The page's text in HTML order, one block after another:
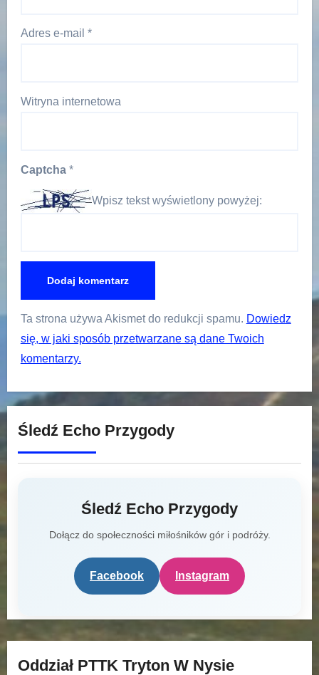
Adres e-mail *
Witryna internetowa
Captcha *
Wpisz tekst wyświetlony powyżej:
Ta strona używa Akismet do redukcji spamu. Dowiedz
się, w jaki sposób przetwarzane są dane Twoich
komentarzy.
Śledź Echo Przygody
Śledź Echo Przygody
Dołącz do społeczności miłośników gór i podróży.
Facebook Instagram
Oddział PTTK Tryton W Nysie